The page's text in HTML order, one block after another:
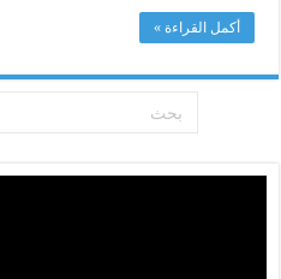
أكمل القراءة »